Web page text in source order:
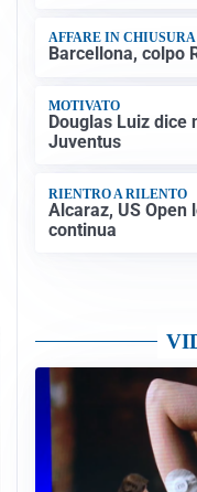
AFFARE IN CHIUSURA
Barcellona, colpo
MOTIVATO
Douglas Luiz dice
Juventus
RIENTRO A RILENTO
Alcaraz, US Open
continua